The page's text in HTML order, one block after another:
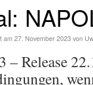
am 27. November 2023 von
– Release